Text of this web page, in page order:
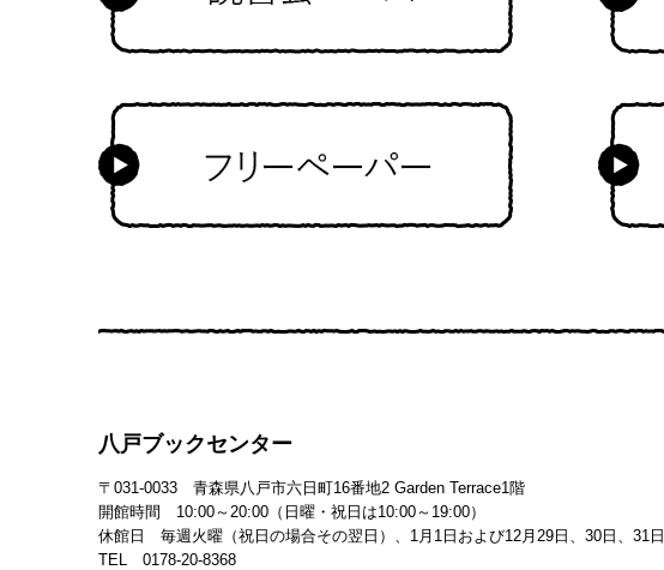
八戸ブックセンター
〒031-0033 青森県八戸市六日町16番地2 Garden Terrace1階
開館時間 10:00～20:00（日曜・祝日は10:00～19:00）
休館日 毎週火曜（祝日の場合その翌日）、1月1日および12月29日、30日、31日
TEL 0178-20-8368